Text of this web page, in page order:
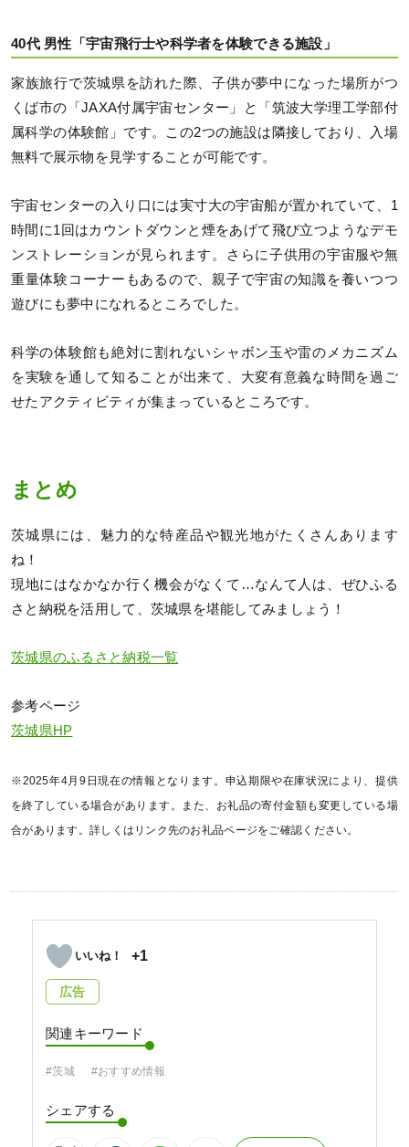
40代 男性「宇宙飛行士や科学者を体験できる施設」
家族旅行で茨城県を訪れた際、子供が夢中になった場所がつ
くば市の「JAXA付属宇宙センター」と「筑波大学理工学部付
属科学の体験館」です。この2つの施設は隣接しており、入場
無料で展示物を見学することが可能です。
宇宙センターの入り口には実寸大の宇宙船が置かれていて、1
時間に1回はカウントダウンと煙をあげて飛び立つようなデモ
ンストレーションが見られます。さらに子供用の宇宙服や無
重量体験コーナーもあるので、親子で宇宙の知識を養いつつ
遊びにも夢中になれるところでした。
科学の体験館も絶対に割れないシャボン玉や雷のメカニズム
を実験を通して知ることが出来て、大変有意義な時間を過ご
せたアクティビティが集まっているところです。
まとめ
茨城県には、魅力的な特産品や観光地がたくさんあります
ね！
現地にはなかなか行く機会がなくて…なんて人は、ぜひふる
さと納税を活用して、茨城県を堪能してみましょう！
茨城県のふるさと納税一覧
参考ページ
茨城県HP
※2025年4月9日現在の情報となります。申込期限や在庫状況により、提供
を終了している場合があります。また、お礼品の寄付金額も変更している場
合があります。詳しくはリンク先のお礼品ページをご確認ください。
+1
広告
関連キーワード
#茨城 #おすすめ情報
シェアする